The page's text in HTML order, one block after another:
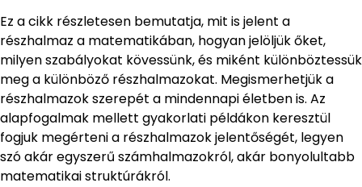
Ez a cikk részletesen bemutatja, mit is jelent a
részhalmaz a matematikában, hogyan jelöljük őket,
milyen szabályokat kövessünk, és miként különböztessük
meg a különböző részhalmazokat. Megismerhetjük a
részhalmazok szerepét a mindennapi életben is. Az
alapfogalmak mellett gyakorlati példákon keresztül
fogjuk megérteni a részhalmazok jelentőségét, legyen
szó akár egyszerű számhalmazokról, akár bonyolultabb
matematikai struktúrákról.